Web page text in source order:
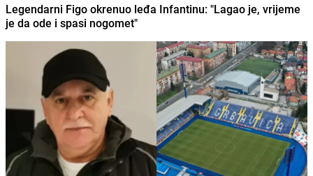
Legendarni Figo okrenuo leđa Infantinu: "Lagao je, vrijeme
je da ode i spasi nogomet"